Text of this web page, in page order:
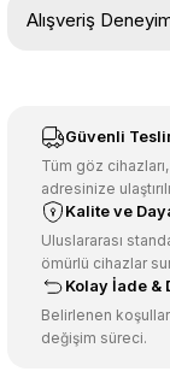
konularda yetersiz
Ürün resmi
Ürün
Ürün bilgilerinde
Ürün fiyatı diğer
Bu ürüne benzer
Alışveriş
Güvenli
Tüm göz
adresinize
Kalite ve
Uluslararası
ömürlü cihazlar
Kolay İade &
Belirlenen
değişim süreci.